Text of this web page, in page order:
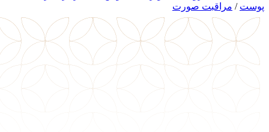
پوست / مراقبت صورت